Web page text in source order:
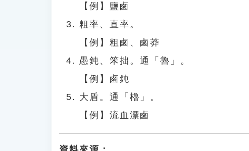
【例】鹽鹵
粗率、直率。
【例】粗鹵、鹵莽
愚鈍、笨拙。通「魯」。
【例】鹵鈍
大盾。通「櫓」。
【例】流血漂鹵